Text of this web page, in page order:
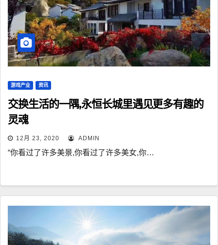
游戏产业 资讯
交换生活的一隅,永恒长城里遇见更多有趣的
灵魂
12月 23, 2020 ADMIN
“你看过了许多美景,你看过了许多美女,你…